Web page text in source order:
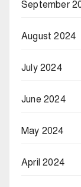
September
August 2024
July 2024
June 2024
May 2024
April 2024